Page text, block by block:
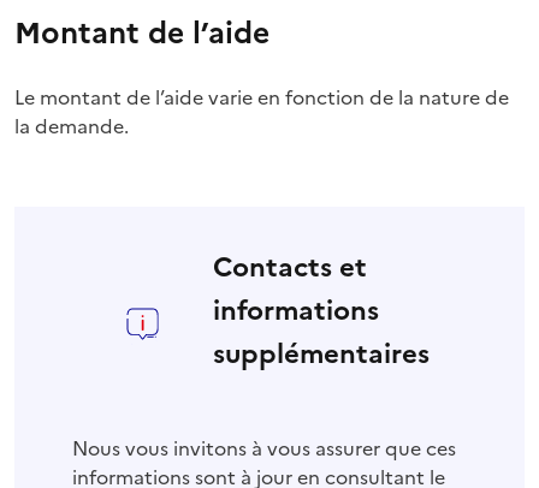
Montant de l’aide
Le montant de l’aide varie en fonction de la nature de
la demande.
Contacts et
informations
supplémentaires
Nous vous invitons à vous assurer que ces
informations sont à jour en consultant le